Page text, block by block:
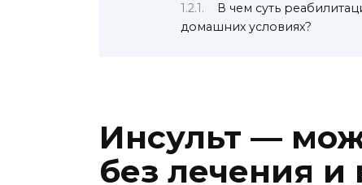
В чем суть
домашних условиях?
Инсульт —
без лечения и